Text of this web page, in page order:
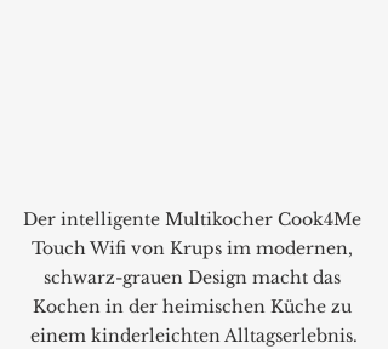
Der intelligente Multikocher Cook4Me
Touch Wifi von Krups im modernen,
schwarz-grauen Design macht das
Kochen in der heimischen Küche zu
einem kinderleichten Alltagserlebnis.